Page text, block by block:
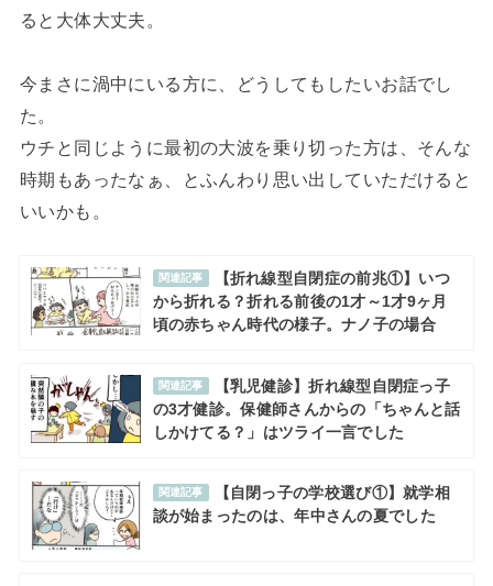
ると大体大丈夫。
今まさに渦中にいる方に、どうしてもしたいお話でし
た。
ウチと同じように最初の大波を乗り切った方は、そんな
時期もあったなぁ、とふんわり思い出していただけると
いいかも。
関連記事
【折れ線型自閉症の前兆①】いつ
から折れる？折れる前後の1才～1才9ヶ月
頃の赤ちゃん時代の様子。ナノ子の場合
関連記事
【乳児健診】折れ線型自閉症っ子
の3才健診。保健師さんからの「ちゃんと話
しかけてる？」はツライ一言でした
関連記事
【自閉っ子の学校選び①】就学相
談が始まったのは、年中さんの夏でした